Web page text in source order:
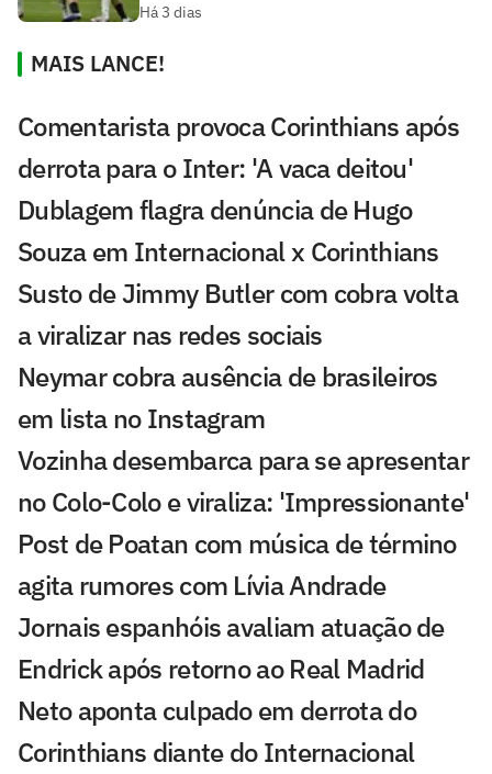
Há 3 dias
MAIS LANCE!
Comentarista provoca Corinthians após
derrota para o Inter: 'A vaca deitou'
Dublagem flagra denúncia de Hugo
Souza em Internacional x Corinthians
Susto de Jimmy Butler com cobra volta
a viralizar nas redes sociais
Neymar cobra ausência de brasileiros
em lista no Instagram
Vozinha desembarca para se apresentar
no Colo-Colo e viraliza: 'Impressionante'
Post de Poatan com música de término
agita rumores com Lívia Andrade
Jornais espanhóis avaliam atuação de
Endrick após retorno ao Real Madrid
Neto aponta culpado em derrota do
Corinthians diante do Internacional